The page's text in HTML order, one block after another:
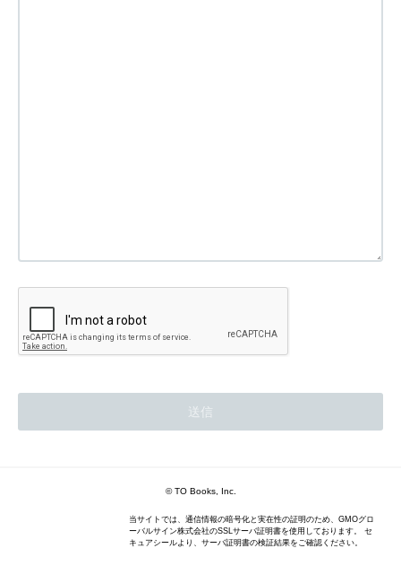
© TO Books, Inc.
当サイトでは、通信情報の暗号化と実在性の証明のため、GMOグロ
ーバルサイン株式会社のSSLサーバ証明書を使用しております。 セ
キュアシールより、サーバ証明書の検証結果をご確認ください。